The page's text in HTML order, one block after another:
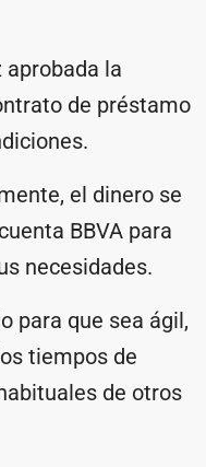
la
de préstamo
el dinero se
BBVA para
necesidades.
para que sea ágil,
tiempos de
de otros